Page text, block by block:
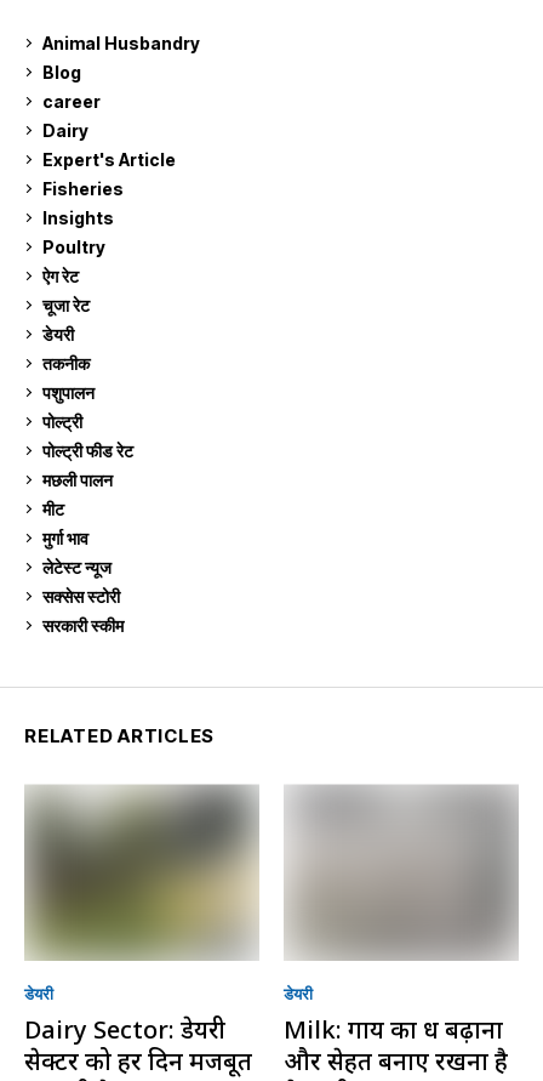
Animal Husbandry
Blog
career
Dairy
Expert's Article
Fisheries
Insights
Poultry
ऐग रेट
चूजा रेट
डेयरी
तकनीक
पशुपालन
पोल्ट्री
पोल्ट्री फीड रेट
मछली पालन
मीट
मुर्गा भाव
लेटेस्ट न्यूज
सक्सेस स्टो‍री
सरकारी स्की‍म
RELATED ARTICLES
डेयरी
Dairy Sector: डेयरी
सेक्टर को हर दिन मजबूत
डेयरी
Milk: गाय का दूध बढ़ाना
और सेहत बनाए रखना है